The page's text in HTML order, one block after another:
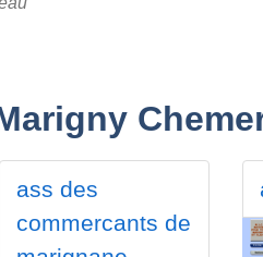
ass des
commercants de